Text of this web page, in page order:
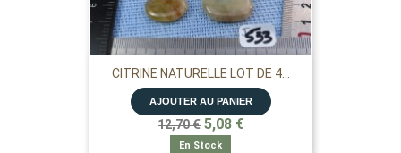
CITRINE NATURELLE LOT DE 4...
AJOUTER AU PANIER
12,70 € 5,08 €
En Stock